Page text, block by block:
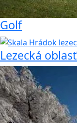
Golf
Lezecká